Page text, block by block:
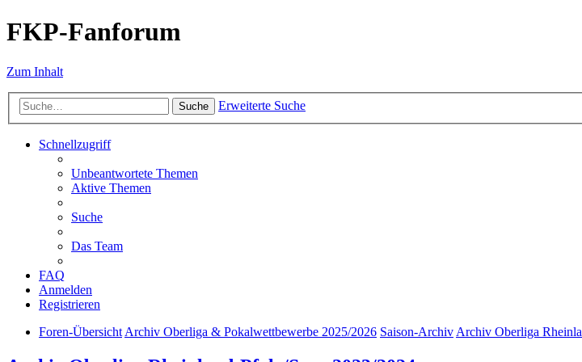
FKP-Fanforum
Zum Inhalt
Suche Erweiterte Suche
Schnellzugriff
Unbeantwortete Themen
Aktive Themen
Suche
Das Team
FAQ
Anmelden
Registrieren
Foren-ÜbersichtArchiv Oberliga & Pokalwettbewerbe 2025/2026 Saison-ArchivArchiv Oberliga